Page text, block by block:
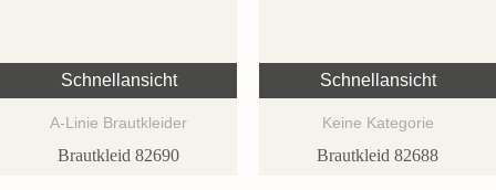
Schnellansicht
A-Linie Brautkleider
Brautkleid 82690
Schnellansicht
Keine Kategorie
Brautkleid 82688